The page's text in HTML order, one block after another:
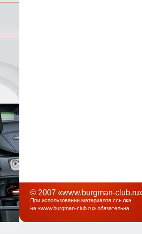
© 2007 «www.burgman-
При использовании материалов ссылка
на «www.burgman-club.ru» обязательна